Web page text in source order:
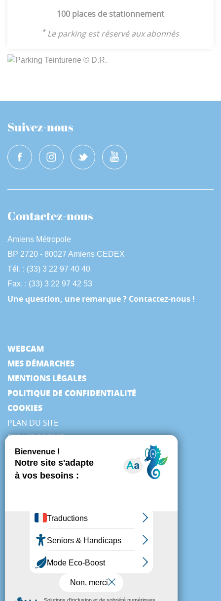
100 places de stationnement
*Le parking est réservé aux abonnés
Suivez-nous
Contactez-nous
Amiens Métropole
BP 2720 - 80027 Amiens CEDEX
Tél. : (33) 3 22 97 40 40
Fax. : (33) 3 22 97 42 53
Une question, une remarque ? Contactez-nous !
WEBCAM
MES DÉMARCHES
MENTIONS LÉGALES
POLITIQUE DE CONFIDENTIALITÉ
COOKIES
PLAN DU SITE
ESPACE PRESSE